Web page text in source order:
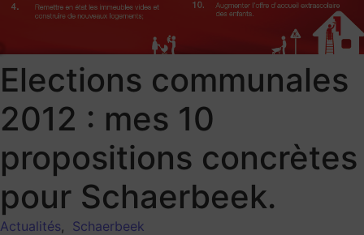
Elections communales
2012 : mes 10
propositions concrètes
pour Schaerbeek.
Actualités, Schaerbeek